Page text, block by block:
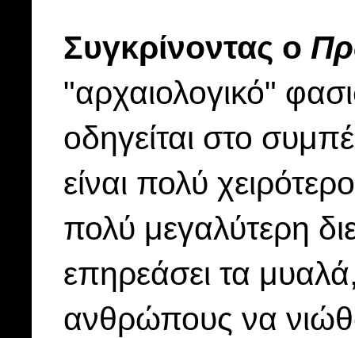
Συγκρίνοντας ο
"αρχαιολογικό"
οδηγείται στο
είναι πολύ
πολύ μεγαλύτερη
επηρεάσει τα
ανθρώπους να